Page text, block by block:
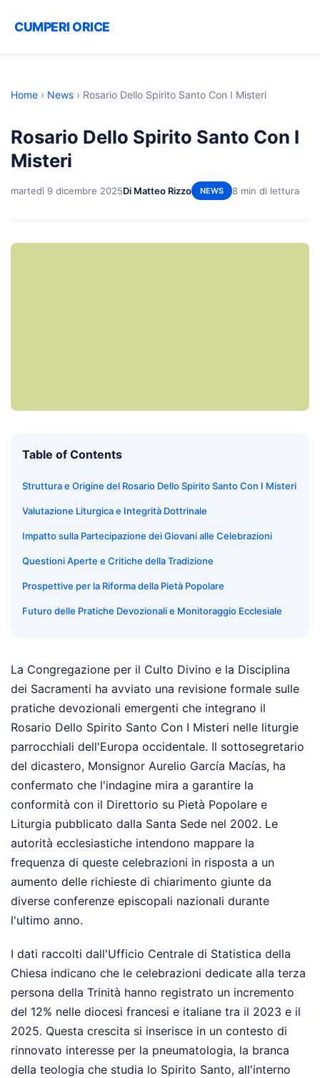
CUMPERI ORICE
Home › News › Rosario Dello Spirito Santo Con I Misteri
Rosario Dello Spirito Santo Con I
Misteri
martedì 9 dicembre 2025Di Matteo Rizzo NEWS 8 min di lettura
Table of Contents
Struttura e Origine del Rosario Dello Spirito Santo Con I Misteri
Valutazione Liturgica e Integrità Dottrinale
Impatto sulla Partecipazione dei Giovani alle Celebrazioni
Questioni Aperte e Critiche della Tradizione
Prospettive per la Riforma della Pietà Popolare
Futuro delle Pratiche Devozionali e Monitoraggio Ecclesiale
La Congregazione per il Culto Divino e la Disciplina
dei Sacramenti ha avviato una revisione formale sulle
pratiche devozionali emergenti che integrano il
Rosario Dello Spirito Santo Con I Misteri nelle liturgie
parrocchiali dell'Europa occidentale. Il sottosegretario
del dicastero, Monsignor Aurelio García Macías, ha
confermato che l'indagine mira a garantire la
conformità con il Direttorio su Pietà Popolare e
Liturgia pubblicato dalla Santa Sede nel 2002. Le
autorità ecclesiastiche intendono mappare la
frequenza di queste celebrazioni in risposta a un
aumento delle richieste di chiarimento giunte da
diverse conferenze episcopali nazionali durante
l'ultimo anno.
I dati raccolti dall'Ufficio Centrale di Statistica della
Chiesa indicano che le celebrazioni dedicate alla terza
persona della Trinità hanno registrato un incremento
del 12% nelle diocesi francesi e italiane tra il 2023 e il
2025. Questa crescita si inserisce in un contesto di
rinnovato interesse per la pneumatologia, la branca
della teologia che studia lo Spirito Santo, all'interno